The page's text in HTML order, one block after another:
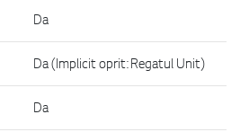
Da
Da (Implicit oprit: Regatul Unit)
Da